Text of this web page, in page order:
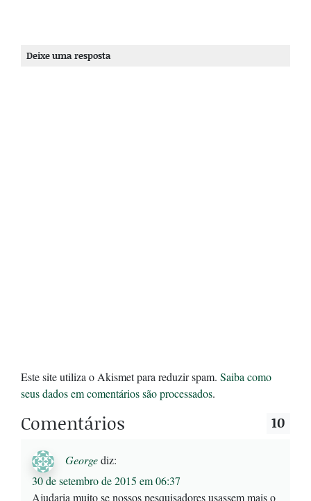
Deixe uma resposta
Este site utiliza o Akismet para reduzir spam. Saiba como
seus dados em comentários são processados.
Comentários 10
Georgediz:
30 de setembro de 2015 em 06:37
Ajudaria muito se nossos pesquisadores usassem mais o